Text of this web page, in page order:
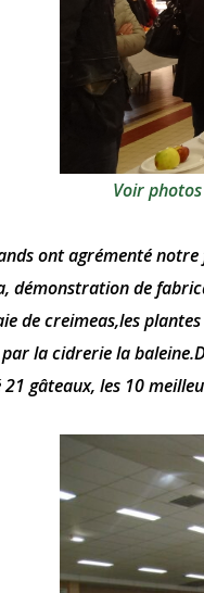
Voir
ont agrémenté
démonstration de
de creimeas,les
la cidrerie la
gâteaux, les 10